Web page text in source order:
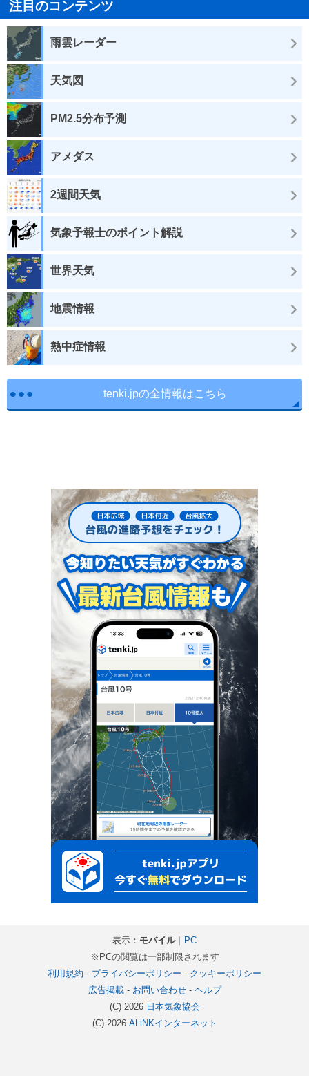
注目のコンテンツ
雨雲レーダー
天気図
PM2.5分布予測
アメダス
2週間天気
気象予報士のポイント解説
世界天気
地震情報
熱中症情報
tenki.jpの全情報はこちら
表示： モバイル｜
PC
※PCの閲覧は一部制限されます
利用規約 - プライバシーポリシー - クッキーポリシー
広告掲載- お問い合わせ- ヘルプ
(C) 2026 日本気象協会
(C) 2026 ALiNKインターネット